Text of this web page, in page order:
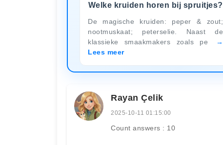
Welke kruiden horen bij spruitjes?
De magische kruiden: peper & zout;
nootmuskaat; peterselie. Naast de
klassieke smaakmakers zoals pe
Lees meer
Rayan Çelik
2025-10-11 01:15:00
Count answers : 10